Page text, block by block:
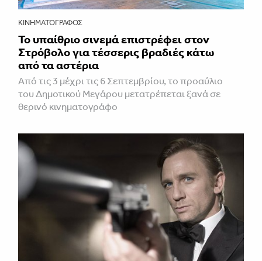
ΚΙΝΗΜΑΤΟΓΡΆΦΟΣ
Το υπαίθριο σινεμά επιστρέφει στον
Στρόβολο για τέσσερις βραδιές κάτω
από τα αστέρια
Από τις 3 μέχρι τις 6 Σεπτεμβρίου, το προαύλιο
του Δημοτικού Μεγάρου μετατρέπεται ξανά σε
θερινό κινηματογράφο